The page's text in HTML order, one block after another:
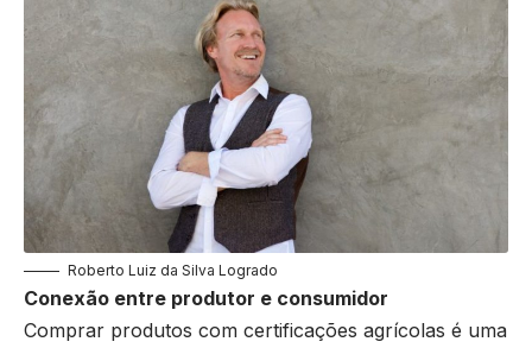
Roberto Luiz da Silva Logrado
Conexão entre produtor e consumidor
Comprar produtos com certificações agrícolas é uma